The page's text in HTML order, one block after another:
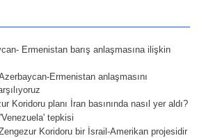
Ermenistan barış anlaşmasına ilişkin
Ermenistan anlaşmasını
Koridoru planı İran basınında nasıl yer aldı?
tepkisi
Koridoru bir İsrail-Amerikan projesidir